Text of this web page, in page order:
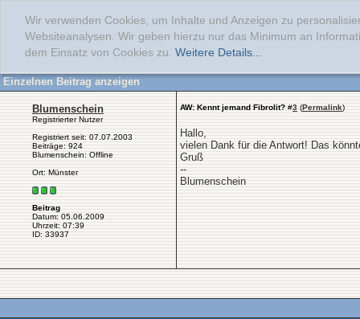
Wir verwenden Cookies, um Inhalte und Anzeigen zu
Websiteanalysen. Wir geben hierzu nur das Minimum an
dem Einsatz von Cookies zu. Weitere Details...
Einzelnen Beitrag anzeigen
Blumenschein
Registrierter Nutzer
Registriert seit: 07.07.2003
Beiträge: 924
Blumenschein: Offline
Ort: Münster
Beitrag
Datum: 05.06.2009
Uhrzeit: 07:39
ID: 33937
AW: Kennt jemand Fibrolit? #3 (Permalink)
Hallo,
vielen Dank für die Antwort! Das
Gruß
--
Blumenschein